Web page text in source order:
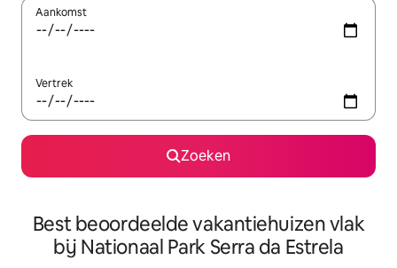
Aankomst
Vertrek
Zoeken
Best beoordeelde vakantiehuizen vlak
bij Nationaal Park Serra da Estrela